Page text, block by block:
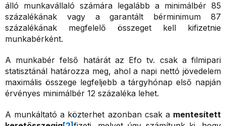
álló munkavállaló számára legalább a minimálbér 85
százalékának vagy a garantált bérminimum 87
százalékának megfelelő összeget kell kifizetnie
munkabérként.
A munkabér felső határát az Efo tv. csak a filmipari
statisztánál határozza meg, ahol a napi nettó jövedelem
maximális összege legfeljebb a tárgyhónap első napján
érvényes minimálbér 12 százaléka lehet.
A munkáltató a közterhet azonban csak a mentesített